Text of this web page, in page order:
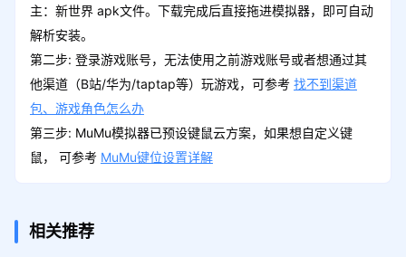
主：新世界 apk文件。下载完成后直接拖进模拟器，即可自动
解析安装。
第二步: 登录游戏账号，无法使用之前游戏账号或者想通过其
他渠道（B站/华为/taptap等）玩游戏，可参考 找不到渠道
包、游戏角色怎么办
第三步: MuMu模拟器已预设键鼠云方案，如果想自定义键
鼠， 可参考 MuMu键位设置详解
相关推荐